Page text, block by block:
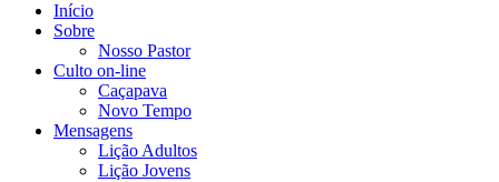
Início
Sobre
Nosso Pastor
Culto on-line
Caçapava
Novo Tempo
Mensagens
Lição Adultos
Lição Jovens